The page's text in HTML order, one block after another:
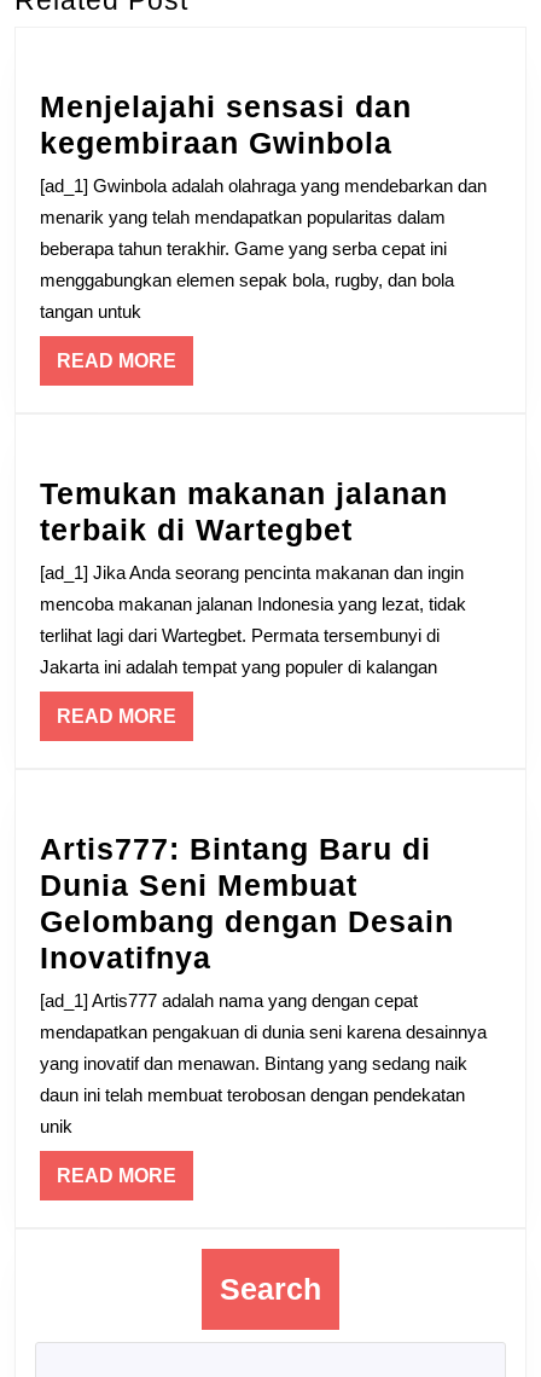
Menjelajahi sensasi dan
kegembiraan Gwinbola
sensasi
dan
Gwinbola
[ad_1] Gwinbola adalah olahraga yang mendebarkan dan
menarik yang telah mendapatkan popularitas dalam
beberapa tahun terakhir. Game yang serba cepat ini
menggabungkan elemen sepak bola, rugby, dan bola
tangan untuk
READ MORE
MORE
Temukan makanan jalanan
terbaik di Wartegbet
makanan
jalanan
terbaik
di
[ad_1] Jika Anda seorang pencinta makanan dan ingin
mencoba makanan jalanan Indonesia yang lezat, tidak
terlihat lagi dari Wartegbet. Permata tersembunyi di
Jakarta ini adalah tempat yang populer di kalangan
READ MORE
MORE
Artis777: Bintang Baru di
Dunia Seni Membuat
Gelombang dengan Desain
Inovatifnya
Bintang
Baru
di
Dunia
dengan
Desain
[ad_1] Artis777 adalah nama yang dengan cepat
mendapatkan pengakuan di dunia seni karena desainnya
yang inovatif dan menawan. Bintang yang sedang naik
daun ini telah membuat terobosan dengan pendekatan
unik
READ MORE
MORE
Search